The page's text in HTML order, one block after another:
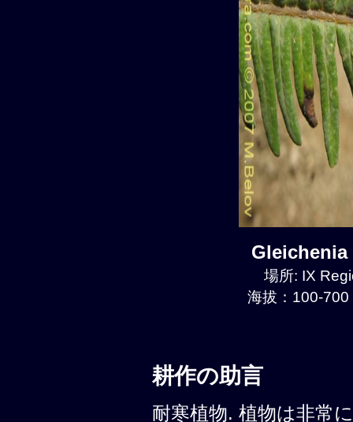
Gleichenia
場所: IX
海拔：100-
耕作の助言
耐寒植物. 植物は非常